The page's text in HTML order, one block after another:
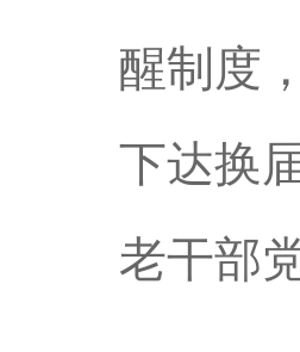
醒制度
下达换
老干部